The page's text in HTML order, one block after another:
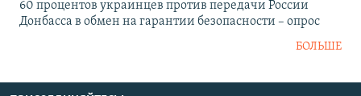
60 процентов украинцев против передачи России
Донбасса в обмен на гарантии безопасности – опрос
БОЛЬШЕ